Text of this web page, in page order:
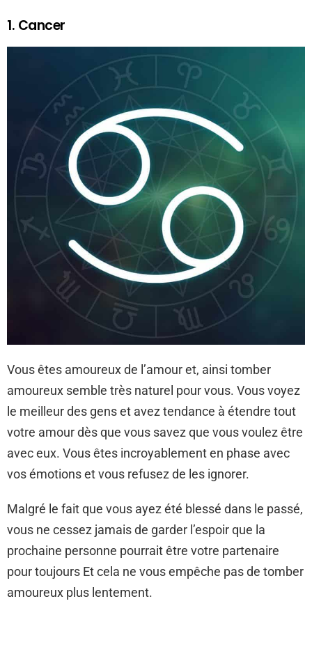
1. Cancer
Vous êtes amoureux de l’amour et, ainsi tomber
amoureux semble très naturel pour vous. Vous voyez
le meilleur des gens et avez tendance à étendre tout
votre amour dès que vous savez que vous voulez être
avec eux. Vous êtes incroyablement en phase avec
vos émotions et vous refusez de les ignorer.
Malgré le fait que vous ayez été blessé dans le passé,
vous ne cessez jamais de garder l’espoir que la
prochaine personne pourrait être votre partenaire
pour toujours Et cela ne vous empêche pas de tomber
amoureux plus lentement.